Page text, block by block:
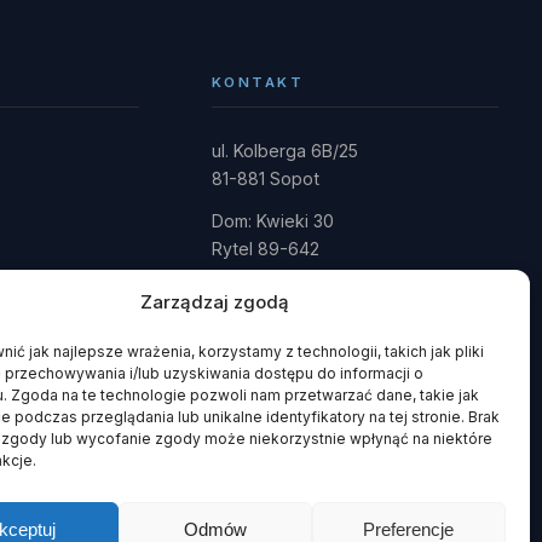
Zarządzaj zgodą
jak najlepsze wrażenia, korzystamy z technologii, takich jak pliki
przechowywania i/lub uzyskiwania dostępu do informacji o
Zgoda na te technologie pozwoli nam przetwarzać dane, takie jak
podczas przeglądania lub unikalne identyfikatory na tej stronie. Brak
lub wycofanie zgody może niekorzystnie wpłynąć na niektóre
Odmów Preferencje
KONTAKT
ul. Kolberga 6B/25
81-881 Sopot
Dom: Kwieki 30
Rytel 89-642
gmina Czersk · powiat chojnicki
fundacja@domrainmana.pl
+48 606 585 941
+48 660 908 051